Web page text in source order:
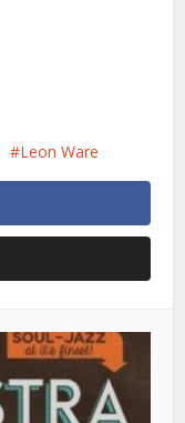
Leon Ware